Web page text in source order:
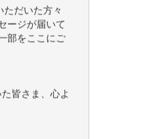
部をここにご
皆さま、心よ